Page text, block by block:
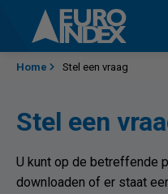
Skip to content
Home Stel een vraag
Stel een
U kunt op de betreffende
downloaden of er staat